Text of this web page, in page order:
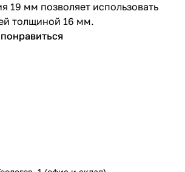
19 мм позволяет использовать
толщиной 16 мм.